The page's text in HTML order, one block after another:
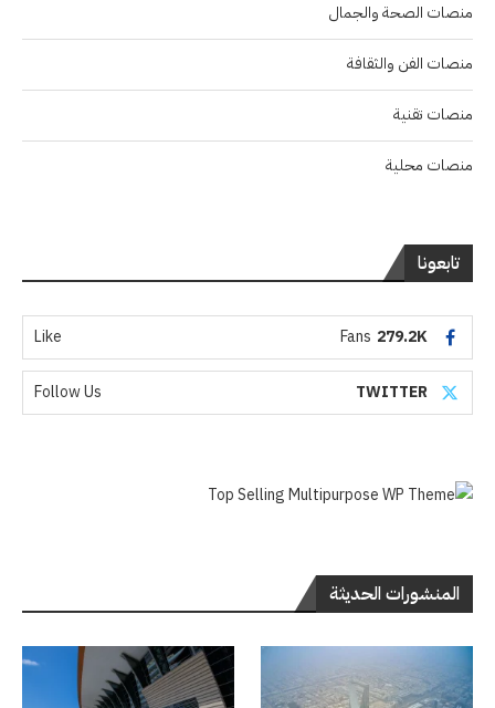
منصات الصحة والجمال
منصات الفن والثقافة
منصات تقنية
منصات محلية
تابعونا
279.2K
Fans
Like
TWITTER
Follow Us
المنشورات الحديثة